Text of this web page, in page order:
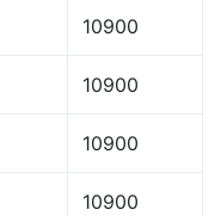
10900
10900
10900
10900